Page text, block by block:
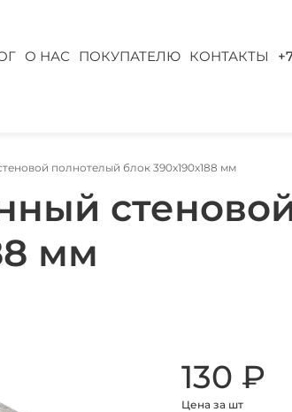
О НАС ПОКУПАТЕЛЮ КОНТАКТЫ
полнотелый блок 390х190х188 мм
мм
130 ₽
Цена за шт